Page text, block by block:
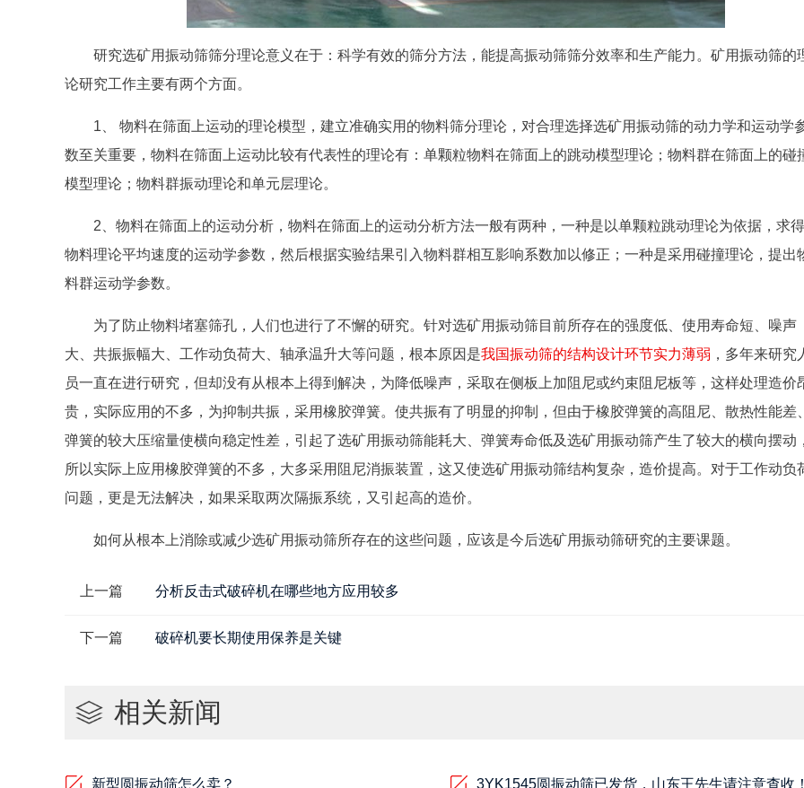
研究选矿用振动筛筛分理论意义在于：科学有效的筛分方法，能提高振动筛筛分效率和生产能力。矿用振动筛的
论研究工作主要有两个方面。
1、 物料在筛面上运动的理论模型，建立准确实用的物料筛分理论，对合理选择选矿用振动筛的动力学和运动学
数至关重要，物料在筛面上运动比较有代表性的理论有：单颗粒物料在筛面上的跳动模型理论；物料群在筛面上的碰
模型理论；物料群振动理论和单元层理论。
2、物料在筛面上的运动分析，物料在筛面上的运动分析方法一般有两种，一种是以单颗粒跳动理论为依据，求得
物料理论平均速度的运动学参数，然后根据实验结果引入物料群相互影响系数加以修正；一种是采用碰撞理论，提出
料群运动学参数。
为了防止物料堵塞筛孔，人们也进行了不懈的研究。针对选矿用振动筛目前所存在的强度低、使用寿命短、噪声
大、共振振幅大、工作动负荷大、轴承温升大等问题，根本原因是我国振动筛的结构设计环节实力薄弱 ，多年来研究
员一直在进行研究，但却没有从根本上得到解决，为降低噪声，采取在侧板上加阻尼或约束阻尼板等，这样处理造价
贵，实际应用的不多，为抑制共振，采用橡胶弹簧。使共振有了明显的抑制，但由于橡胶弹簧的高阻尼、散热性能差、
弹簧的较大压缩量使横向稳定性差，引起了选矿用振动筛能耗大、弹簧寿命低及选矿用振动筛产生了较大的横向摆动，
所以实际上应用橡胶弹簧的不多，大多采用阻尼消振装置，这又使选矿用振动筛结构复杂，造价提高。对于工作动负
问题，更是无法解决，如果采取两次隔振系统，又引起高的造价。
如何从根本上消除或减少选矿用振动筛所存在的这些问题，应该是今后选矿用振动筛研究的主要课题。
上一篇 分析反击式破碎机在哪些地方应用较多
下一篇 破碎机要长期使用保养是关键
相关新闻
新型圆振动筛怎么卖？ 3YK1545圆振动筛已发货，山东王先生请注意查收！